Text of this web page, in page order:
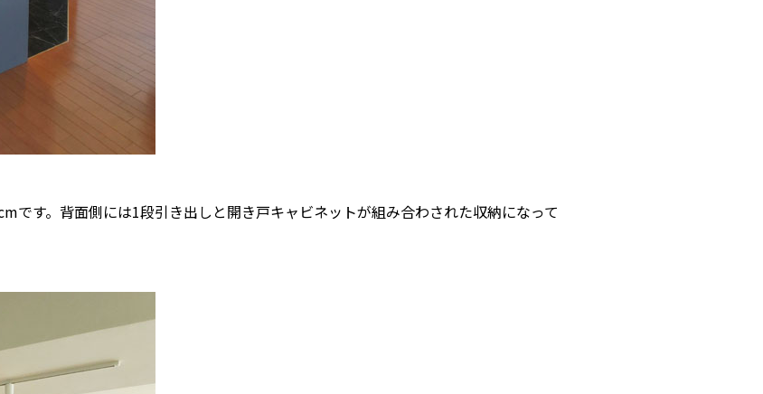
です。背面側には1段引き出しと開き戸キャビネットが組み合わされた収納になって